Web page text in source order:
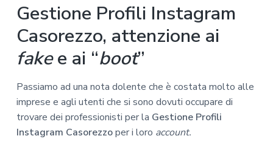
Gestione Profili Instagram
Casorezzo, attenzione ai
fakee ai “boot”
Passiamo ad una nota dolente che è costata molto alle
imprese e agli utenti che si sono dovuti occupare di
trovare dei professionisti per la Gestione Profili
Instagram Casorezzoper i loro account.